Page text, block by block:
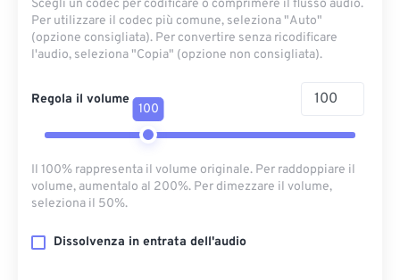
Scegli un codec per codificare o comprimere il flusso audio.
Per utilizzare il codec più comune, seleziona "Auto"
(opzione consigliata). Per convertire senza ricodificare
l'audio, seleziona "Copia" (opzione non consigliata).
Regola il volume
100
Il 100% rappresenta il volume originale. Per raddoppiare il
volume, aumentalo al 200%. Per dimezzare il volume,
seleziona il 50%.
Dissolvenza in entrata dell'audio